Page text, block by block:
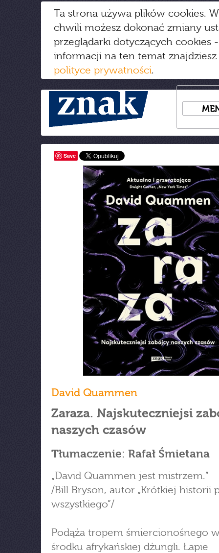
Ta strona używa plików cookies.
chwili możesz dokonać zmiany
przeglądarki dotyczących cookies
informacji na ten temat
polityce prywatności.
Save
David Quammen
Zaraza. Najskuteczniejsi
naszych czasów
Tłumaczenie: Rafał Śmietana
„David Quammen jest mistrzem.”
/Bill Bryson, autor „Krótkiej historii
wszystkiego”/
Podąża tropem śmiercionośnego
środku afrykańskiej dżungli. Łapie